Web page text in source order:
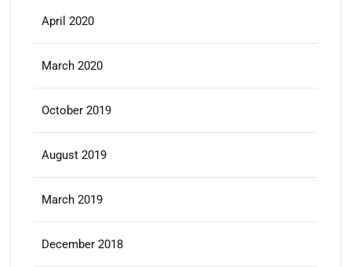
April 2020
March 2020
October 2019
August 2019
March 2019
December 2018